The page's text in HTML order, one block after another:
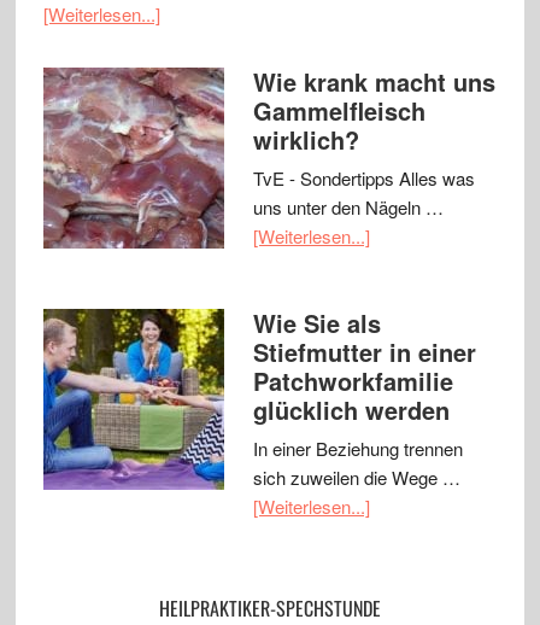
[Weiterlesen...]
Wie krank macht uns
Gammelfleisch
wirklich?
TvE - Sondertipps Alles was
uns unter den Nägeln …
[Weiterlesen...]
Wie Sie als
Stiefmutter in einer
Patchworkfamilie
glücklich werden
In einer Beziehung trennen
sich zuweilen die Wege …
[Weiterlesen...]
HEILPRAKTIKER-SPECHSTUNDE